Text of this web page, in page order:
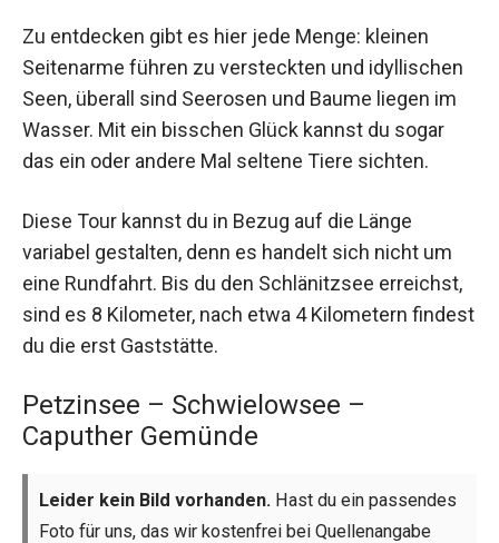
Zu entdecken gibt es hier jede Menge: kleinen
Seitenarme führen zu versteckten und idyllischen
Seen, überall sind Seerosen und Baume liegen im
Wasser. Mit ein bisschen Glück kannst du sogar
das ein oder andere Mal seltene Tiere sichten.
Diese Tour kannst du in Bezug auf die Länge
variabel gestalten, denn es handelt sich nicht um
eine Rundfahrt. Bis du den Schlänitzsee erreichst,
sind es 8 Kilometer, nach etwa 4 Kilometern findest
du die erst Gaststätte.
Petzinsee – Schwielowsee –
Caputher Gemünde
Leider kein Bild vorhanden. Hast du ein passendes
Foto für uns, das wir kostenfrei bei Quellenangabe